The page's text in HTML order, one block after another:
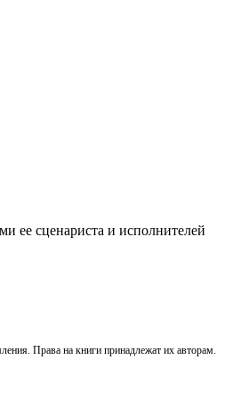
ее сценариста и исполнителей
Права на книги принадлежат их авторам.